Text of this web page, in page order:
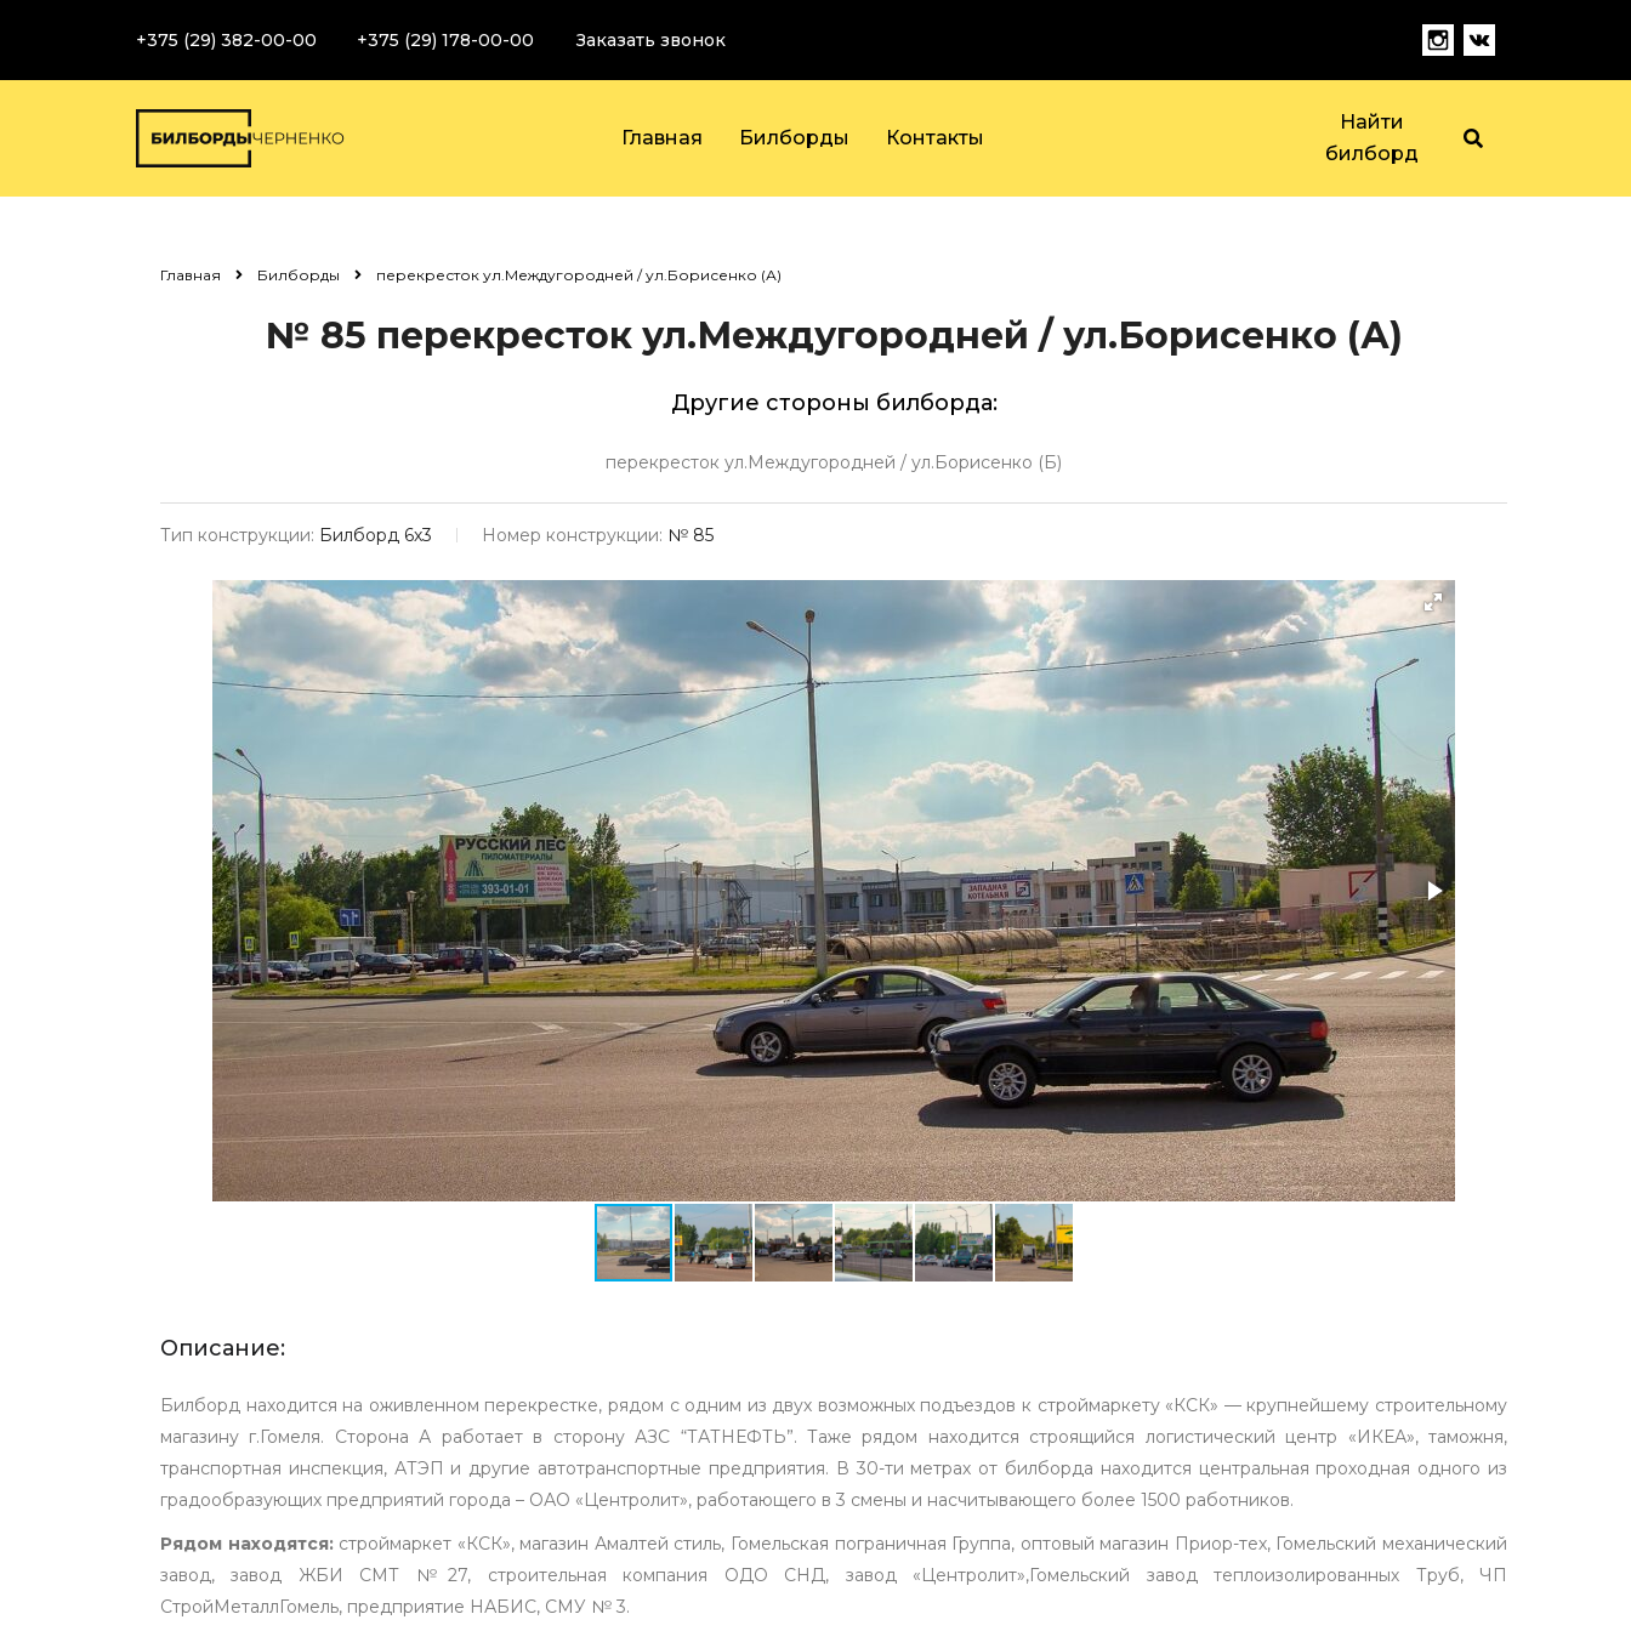
+375 (29) 382-00-00 +375 (29) 178-00-00 Заказать звонок
Главная Билборды Контакты
Найти
билборд
Главная Билборды перекресток ул.Междугородней / ул.Борисенко (А)
№ 85 перекресток ул.Междугородней / ул.Борисенко (А)
Другие стороны билборда:
перекресток ул.Междугородней / ул.Борисенко (Б)
Тип конструкции: Билборд 6х3 Номер конструкции: № 85
Описание:
Билборд находится на оживленном перекрестке, рядом с одним из двух возможных подъездов к строймаркету «КСК» — крупнейшему строительному
магазину г.Гомеля. Сторона А работает в сторону АЗС “ТАТНЕФТЬ”. Таже рядом находится строящийся логистический центр «ИКЕА», таможня,
транспортная инспекция, АТЭП и другие автотранспортные предприятия. В 30-ти метрах от билборда находится центральная проходная одного из
градообразующих предприятий города – ОАО «Центролит», работающего в 3 смены и насчитывающего более 1500 работников.
Рядом находятся:строймаркет «КСК», магазин Амалтей стиль, Гомельская пограничная Группа, оптовый магазин Приор-тех, Гомельский механический
завод, завод ЖБИ СМТ №27, строительная компания ОДО СНД, завод «Центролит»,Гомельский завод теплоизолированных Труб, ЧП
СтройМеталлГомель, предприятие НАБИС, СМУ № 3.